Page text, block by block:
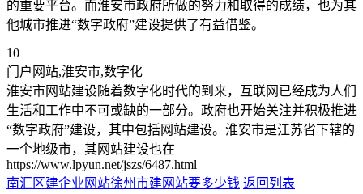
的重要平台。而淮安市政府所做的努力和取得的成绩，也为其
他城市推进“数字政府”建设提供了有益借鉴。
10
门户网站,淮安市,数字化
淮安市网站建设随着数字化时代的到来，互联网已经成为人们
生活和工作中不可或缺的一部分。政府也开始关注并积极推进
“数字政府”建设，其中包括网站建设。淮安市是江苏省下辖的
一个地级市，其网站建设也在
https://www.lpyun.net/jszs/6487.html
南汇区建企业网站徐州市建网站要多少钱 返回列表